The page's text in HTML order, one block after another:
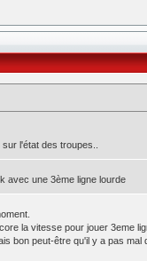
l'état des troupes..
avec une 3ème ligne lourde
la vitesse pour jouer 3eme
bon peut-être qu'il y a pas mal